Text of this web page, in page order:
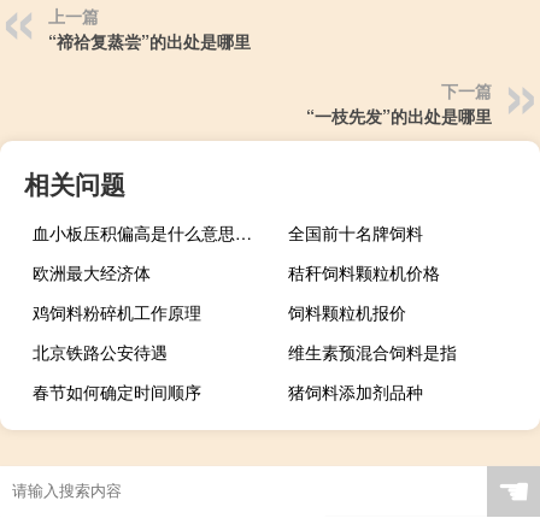
上一篇
“禘祫复蒸尝”的出处是哪里
下一篇
“一枝先发”的出处是哪里
相关问题
血小板压积偏高是什么意思啊（血小板压积偏高是什么意思）
全国前十名牌饲料
欧洲最大经济体
秸秆饲料颗粒机价格
鸡饲料粉碎机工作原理
饲料颗粒机报价
北京铁路公安待遇
维生素预混合饲料是指
春节如何确定时间顺序
猪饲料添加剂品种
☚